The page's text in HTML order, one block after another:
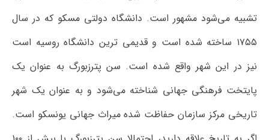
تشبیه می‌شود مشهور است. دانشگاه دولتی مسکو که در سال
۱۷۵۵ ساخته شده است و قدیمی ترین دانشگاه روسیه است
نیز در این شهر واقع شده‌ است. سن پترزبورگ به عنوان یک
پایتخت فرهنگی جهانی شناخته می‌شود و به عنوان یک شهر
تاریخی مرکز سازمان حفاظت شده میراث جهانی یونسکو است.